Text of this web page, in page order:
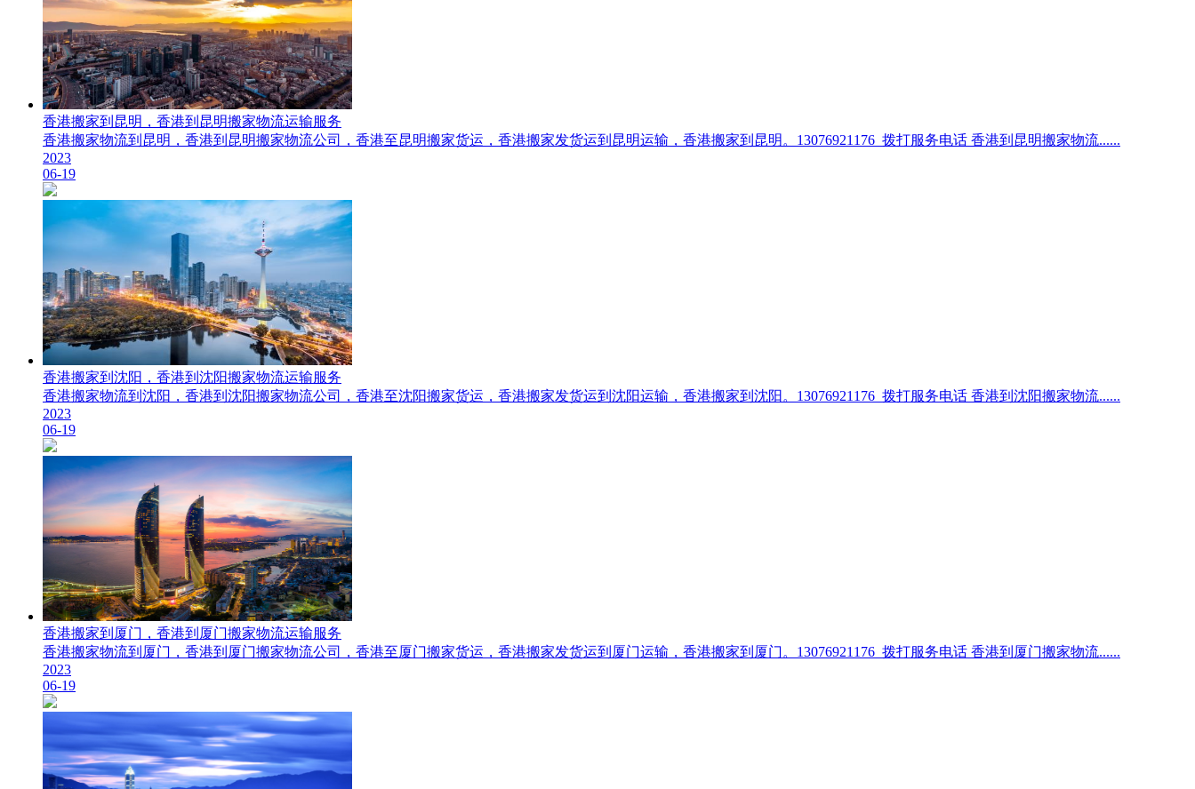
香港搬家到昆明，香港到昆明搬家物流运输服务
​香港搬家物流到昆明，香港到昆明搬家物流公司，香港至昆明搬家货运，香港搬家发货运到昆明运输，香港搬家到昆明。13076921176 拨打服务电话 香港到昆明搬家物流......
2023
06-19
香港搬家到沈阳，香港到沈阳搬家物流运输服务
​香港搬家物流到沈阳，香港到沈阳搬家物流公司，香港至沈阳搬家货运，香港搬家发货运到沈阳运输，香港搬家到沈阳。13076921176 拨打服务电话 香港到沈阳搬家物流......
2023
06-19
香港搬家到厦门，香港到厦门搬家物流运输服务
​香港搬家物流到厦门，香港到厦门搬家物流公司，香港至厦门搬家货运，香港搬家发货运到厦门运输，香港搬家到厦门。13076921176 拨打服务电话 香港到厦门搬家物流......
2023
06-19